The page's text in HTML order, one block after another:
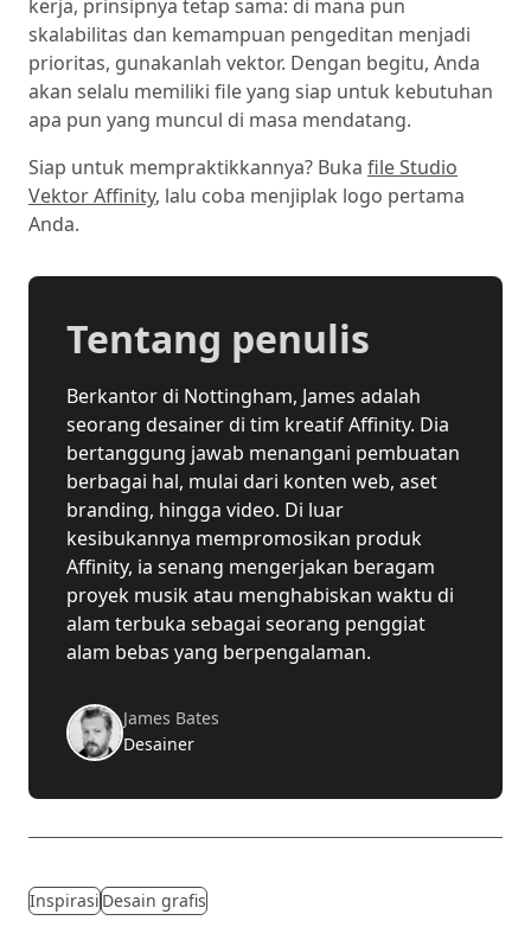
kerja, prinsipnya tetap sama: di mana pun
skalabilitas dan kemampuan pengeditan menjadi
prioritas, gunakanlah vektor. Dengan begitu, Anda
akan selalu memiliki file yang siap untuk kebutuhan
apa pun yang muncul di masa mendatang.
Siap untuk mempraktikkannya? Buka file Studio
Vektor Affinity, lalu coba menjiplak logo pertama
Anda.
Tentang penulis
Berkantor di Nottingham, James adalah
seorang desainer di tim kreatif Affinity. Dia
bertanggung jawab menangani pembuatan
berbagai hal, mulai dari konten web, aset
branding, hingga video. Di luar
kesibukannya mempromosikan produk
Affinity, ia senang mengerjakan beragam
proyek musik atau menghabiskan waktu di
alam terbuka sebagai seorang penggiat
alam bebas yang berpengalaman.
James Bates
Desainer
InspirasiDesain grafis